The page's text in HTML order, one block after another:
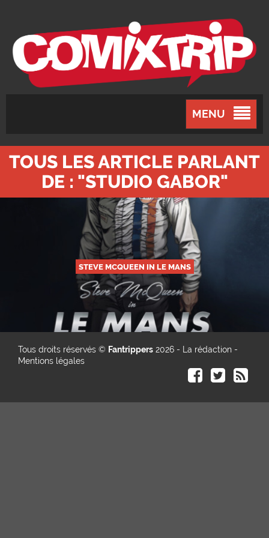
MENU
TOUS LES ARTICLE PARLANT
DE : "STUDIO GABOR"
STEVE MCQUEEN IN LE MANS
Tous droits réservés © Fantrippers 2026 - La rédaction -
Mentions légales